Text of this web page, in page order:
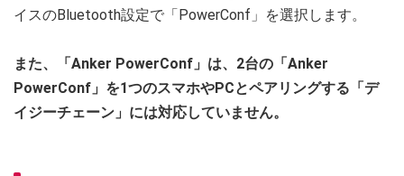
イスのBluetooth設定で「PowerConf」を選択します。
また、「Anker PowerConf」は、2台の「Anker
PowerConf」を1つのスマホやPCとペアリングする「デ
イジーチェーン」には対応していません。